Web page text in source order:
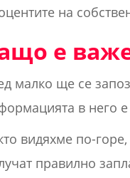
на
е
малко ще се
в него
видяхме по-
правилно